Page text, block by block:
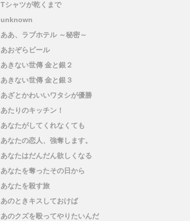
Tシャツが乾くまで
unknown
ああ、ラブホテル ～秘密～
あおぞらビール
あきない世傳 金と銀２
あきない世傳 金と銀３
あざとかわいいワタシが優勝
あたりのキッチン！
あなたがしてくれなくても
あなたの恋人、強奪します。
あなたはだんだん欲しくなる
あなたを奪ったその日から
あなたを殺す旅
あのときキスしておけば
あのクズを殴ってやりたいんだ